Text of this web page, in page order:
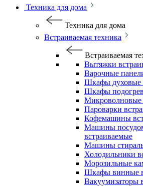
Техника для дома
Техника для дома
Встраиваемая техника
Встраиваемая
Вытяжки
Варочные
Шкафы духовые
Шкафы
Микроволновые
Пароварки
Кофемашины
Машины
встраиваемые
Машины
Холодильники
Морозильные
Шкафы винные
Вакуумизаторы